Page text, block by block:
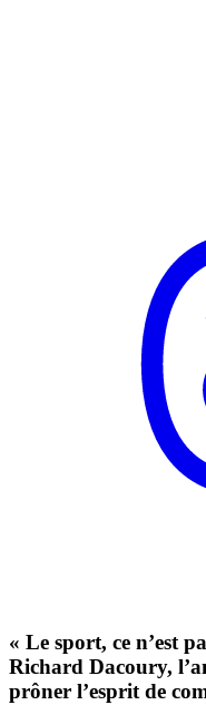
« Le sport, ce n’est
Richard Dacoury,
prôner l’esprit de